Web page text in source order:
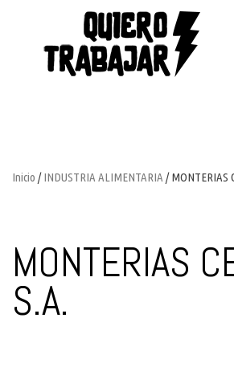
Inicio /INDUSTRIA ALIMENTARIA / MONTERIAS
MONTERIAS
S.A.